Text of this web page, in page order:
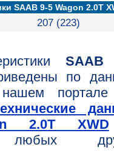
SAAB 9-5 Wagon 2.0T
207 (223)
SAAB
по
нашем
2.0T XWD
любых